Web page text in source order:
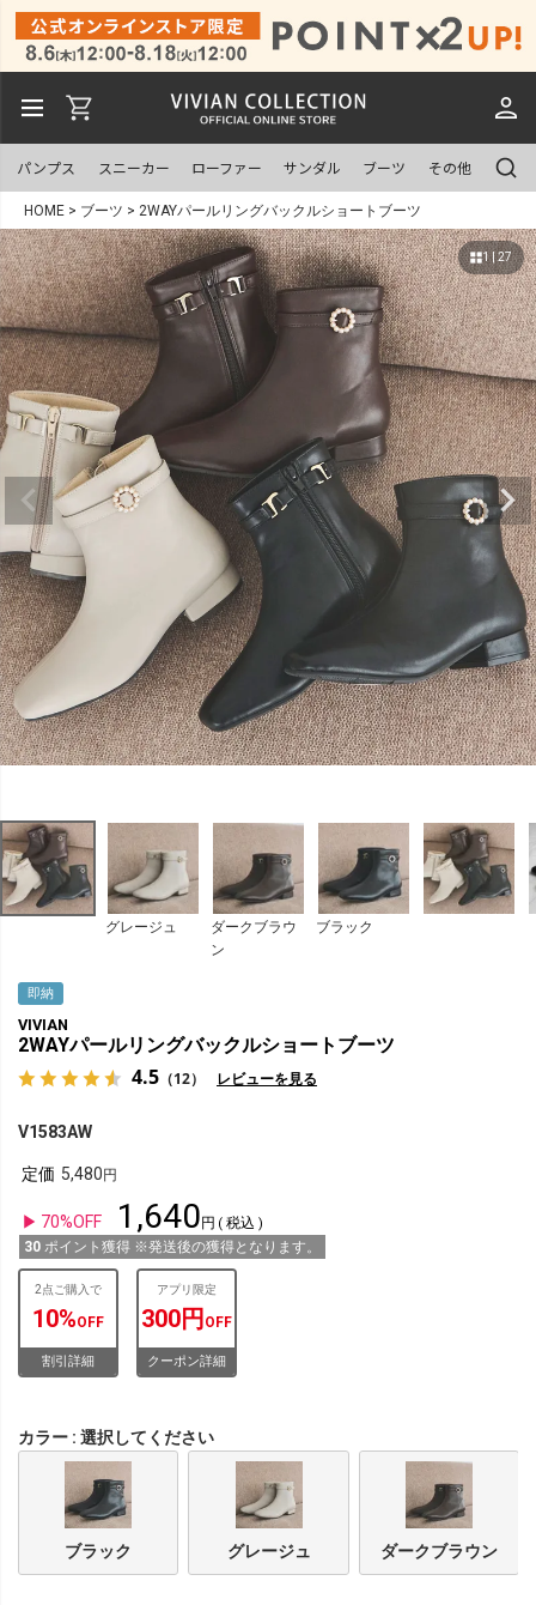
パンプス スニーカー ローファー サンダル ブーツ その他
HOME ブーツ 2WAYパールリングバックルショートブーツ
1 | 27
グレージュ
ダークブラウ
ン
ブラック
即納
VIVIAN
2WAYパールリングバックルショートブーツ
4.5 （12） レビューを見る
V1583AW
定価 5,480
70%OFF 1,640
税込
30 ポイント獲得 ※発送後の獲得となります。
2点ご購入で
10%OFF
割引詳細
アプリ限定
300円 OFF
クーポン詳細
カラー 選択してください
ブラック グレージュ ダークブラウン